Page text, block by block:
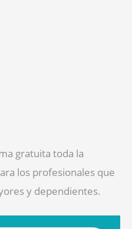
gratuita toda la
los profesionales que
y dependientes.